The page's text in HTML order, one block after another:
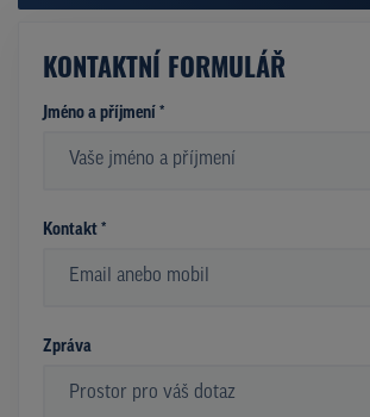
KONTAKTNÍ FORMULÁŘ
Jméno a příjmení *
Kontakt *
Zpráva